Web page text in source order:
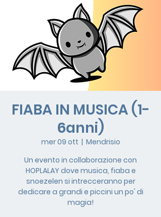
FIABA IN MUSICA (1-
6anni)
mer 09 ott
  |
Mendrisio
Un evento in collaborazione con
HOPLALAY dove musica, fiaba e
snoezelen si intrecceranno per
dedicare a grandi e piccini un po' di
magia!